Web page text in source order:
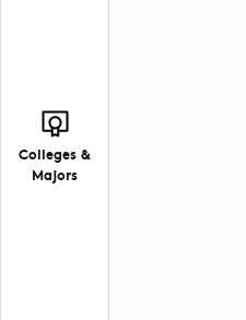
Colleges &
Majors